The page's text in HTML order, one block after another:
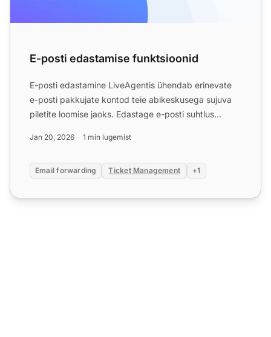
E-posti edastamise funktsioonid
E-posti edastamine LiveAgentis ühendab erinevate
e-posti pakkujate kontod teie abikeskusega sujuva
piletite loomise jaoks. Edastage e-posti suhtlus
Jan 20, 2026 1 min lugemist
Email forwarding Ticket Management +1